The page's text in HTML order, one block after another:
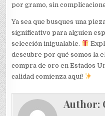
por gramo, sin
Ya sea que busques una
significativo para alguien
selección inigualable.
descubre por qué somos la
compra de oro en Estados
calidad comienza aquí!
Author: